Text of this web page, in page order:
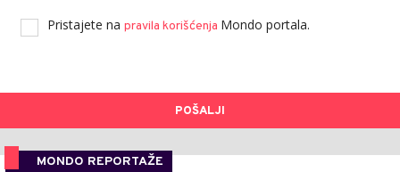
Pristajete na pravila korišćenja Mondo portala.
POŠALJI
MONDO REPORTAŽE